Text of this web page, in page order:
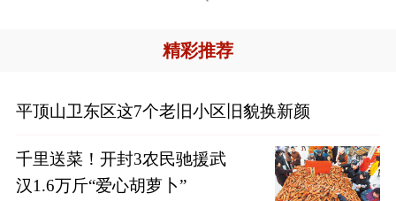
精彩推荐
平顶山卫东区这7个老旧小区旧貌换新颜
千里送菜！开封3农民驰援武
汉1.6万斤“爱心胡萝卜”